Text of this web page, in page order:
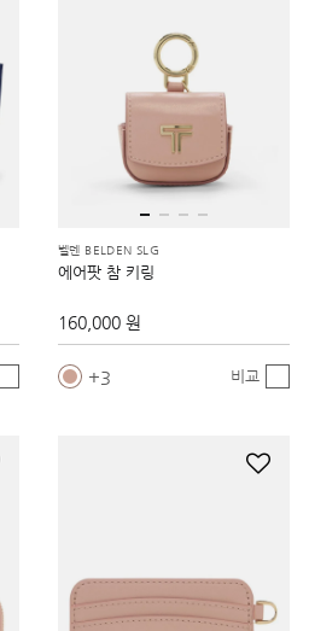
벨덴 BELDEN SLG
에어팟 참 키링
160,000 원
3 비교